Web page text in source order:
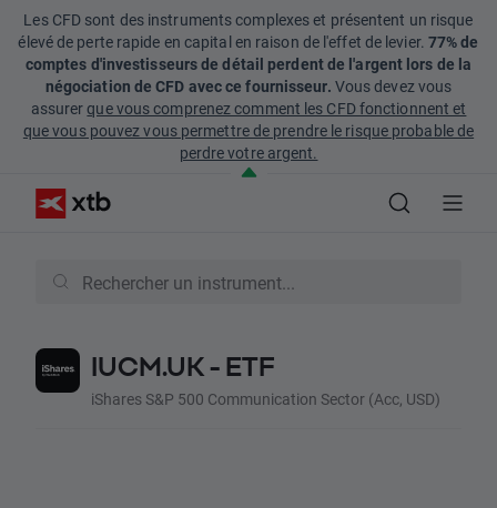
Les CFD sont des instruments complexes et présentent un risque
élevé de perte rapide en capital en raison de l'effet de levier. 77% de
comptes d'investisseurs de détail perdent de l'argent lors de la
négociation de CFD avec ce fournisseur. Vous devez vous
assurerque vous comprenez comment les CFD fonctionnent et
que vous pouvez vous permettre de prendre le risque probable de
perdre votre argent.
IUCM.UK - ETF
iShares S&P 500 Communication Sector (Acc, USD)